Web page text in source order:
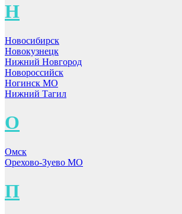
Н
Новосибирск
Новокузнецк
Нижний Новгород
Новороссийск
Ногинск МО
Нижний Тагил
О
Омск
Орехово-Зуево МО
П